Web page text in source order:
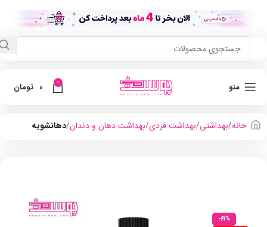
منو 0
0 تومان
خانه بهداشتی بهداشت فردی بهداشت دهان و دندان دهانشویه
-61%